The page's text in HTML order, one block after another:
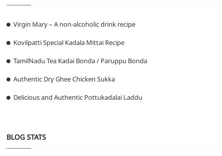
Virgin Mary – A non-alcoholic drink recipe
Kovilpatti Special Kadala Mittai Recipe
TamilNadu Tea Kadai Bonda / Paruppu Bonda
Authentic Dry Ghee Chicken Sukka
Delicious and Authentic Pottukadalai Laddu
BLOG STATS